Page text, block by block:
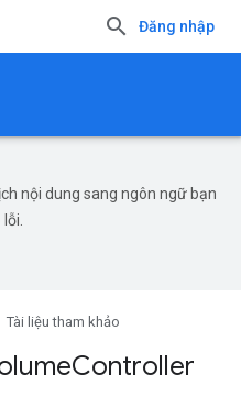
Đăng nhập
nội dung sang ngôn ngữ bạn
Tài liệu tham khảo
Controller